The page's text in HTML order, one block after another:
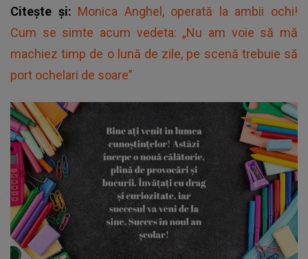
Citește și: Monica Anghel, operată la ambii ochi!
Cum se simte acum vedeta: „Nu am voie să mă
machiez timp de o lună de zile, pe scenă trebuie să
port ochelari de soare”